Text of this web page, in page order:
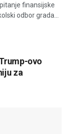
finansijske
odbor grada...
ovo
za